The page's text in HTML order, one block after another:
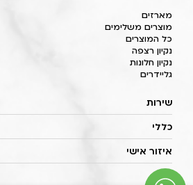
מארזים
מוצרים משלימים
כל המוצרים
נקיון רצפה
נקיון חלונות
גליידרים
שירות
כללי
איזור אישי